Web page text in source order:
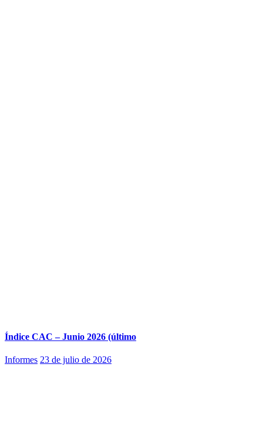
Índice CAC – Junio 2026 (último
Informes 23 de julio de 2026